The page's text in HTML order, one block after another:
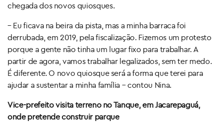
chegada dos novos quiosques.
– Eu ficava na beira da pista, mas a minha barraca foi
derrubada, em 2019, pela fiscalização. Fizemos um protesto
porque a gente não tinha um lugar fixo para trabalhar. A
partir de agora, vamos trabalhar legalizados, sem ter medo.
É diferente. O novo quiosque será a forma que terei para
ajudar a sustentar a minha família – contou Nina.
Vice-prefeito visita terreno no Tanque, em Jacarepaguá,
onde pretende construir parque